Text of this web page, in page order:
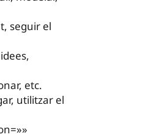
seguir el
etc.
utilitzar el